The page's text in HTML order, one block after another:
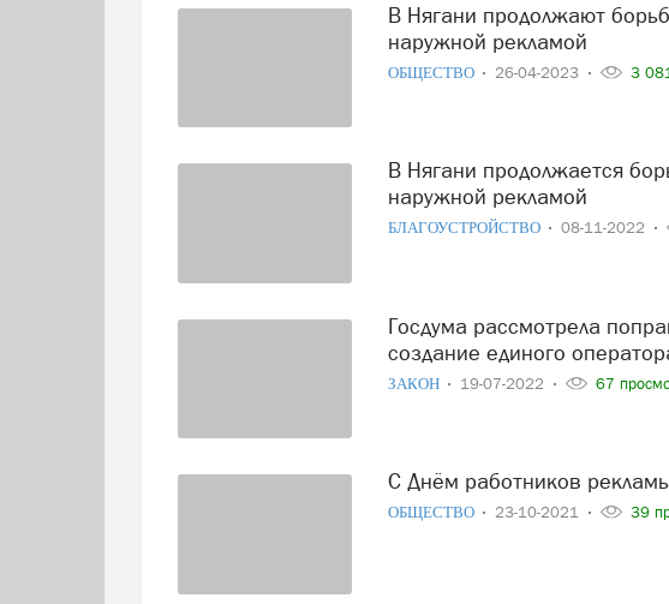
В Нягани продолжают борьбу с несанкционированной
наружной рекламой
ОБЩЕСТВО 26-04-2023 3
В Нягани продолжается борьба с несанкционированной
наружной рекламой
БЛАГОУСТРОЙСТВО 08-11-2022
Госдума рассмотрела поправки, предусматривающие
создание единого
ЗАКОН 19-07-2022 67
С Днём работников
ОБЩЕСТВО 23-10-2021 39